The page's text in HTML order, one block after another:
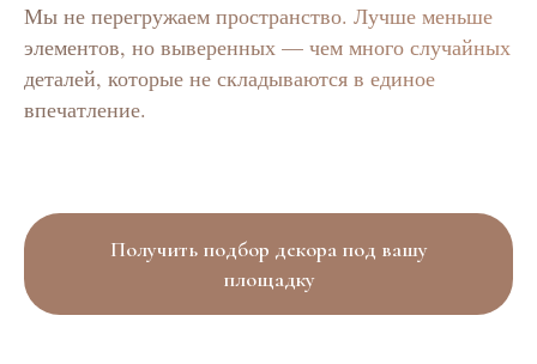
Мы не перегружаем пространство. Лучше меньше
элементов, но выверенных — чем много случайных
деталей, которые не складываются в единое
впечатление.
Получить подбор декора под вашу
площадку